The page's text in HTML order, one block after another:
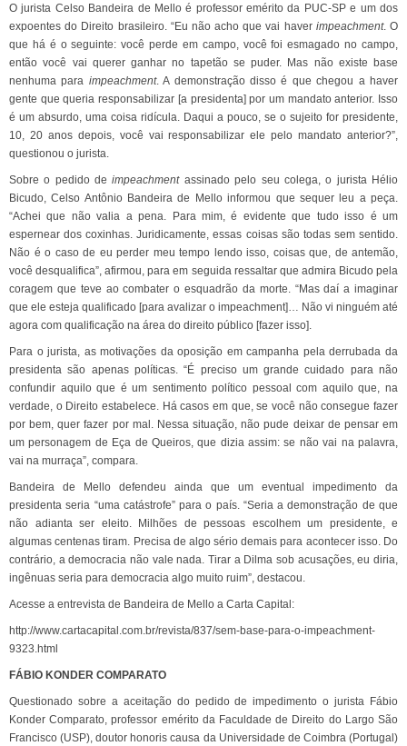
O jurista Celso Bandeira de Mello é professor emérito da PUC-SP e um dos
expoentes do Direito brasileiro. “Eu não acho que vai haver impeachment. O
que há é o seguinte: você perde em campo, você foi esmagado no campo,
então você vai querer ganhar no tapetão se puder. Mas não existe base
nenhuma para impeachment. A demonstração disso é que chegou a haver
gente que queria responsabilizar [a presidenta] por um mandato anterior. Isso
é um absurdo, uma coisa ridícula. Daqui a pouco, se o sujeito for presidente,
10, 20 anos depois, você vai responsabilizar ele pelo mandato anterior?”,
questionou o jurista.
Sobre o pedido de impeachment assinado pelo seu colega, o jurista Hélio
Bicudo, Celso Antônio Bandeira de Mello informou que sequer leu a peça.
“Achei que não valia a pena. Para mim, é evidente que tudo isso é um
espernear dos coxinhas. Juridicamente, essas coisas são todas sem sentido.
Não é o caso de eu perder meu tempo lendo isso, coisas que, de antemão,
você desqualifica”, afirmou, para em seguida ressaltar que admira Bicudo pela
coragem que teve ao combater o esquadrão da morte. “Mas daí a imaginar
que ele esteja qualificado [para avalizar o impeachment]… Não vi ninguém até
agora com qualificação na área do direito público [fazer isso].
Para o jurista, as motivações da oposição em campanha pela derrubada da
presidenta são apenas políticas. “É preciso um grande cuidado para não
confundir aquilo que é um sentimento político pessoal com aquilo que, na
verdade, o Direito estabelece. Há casos em que, se você não consegue fazer
por bem, quer fazer por mal. Nessa situação, não pude deixar de pensar em
um personagem de Eça de Queiros, que dizia assim: se não vai na palavra,
vai na murraça”, compara.
Bandeira de Mello defendeu ainda que um eventual impedimento da
presidenta seria “uma catástrofe” para o país. “Seria a demonstração de que
não adianta ser eleito. Milhões de pessoas escolhem um presidente, e
algumas centenas tiram. Precisa de algo sério demais para acontecer isso. Do
contrário, a democracia não vale nada. Tirar a Dilma sob acusações, eu diria,
ingênuas seria para democracia algo muito ruim”, destacou.
Acesse a entrevista de Bandeira de Mello a Carta Capital:
http://www.cartacapital.com.br/revista/837/sem-base-para-o-impeachment-
9323.html
FÁBIO KONDER COMPARATO
Questionado sobre a aceitação do pedido de impedimento o jurista Fábio
Konder Comparato, professor emérito da Faculdade de Direito do Largo São
Francisco (USP), doutor honoris causa da Universidade de Coimbra (Portugal)